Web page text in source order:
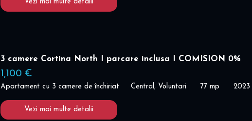
Vezi mai multe detalii
3 camere Cortina North I parcare inclusa I COMISION 0%
1,100 €
Apartament cu 3 camere de închiriat Central, Voluntari 77 mp 2023
Vezi mai multe detalii